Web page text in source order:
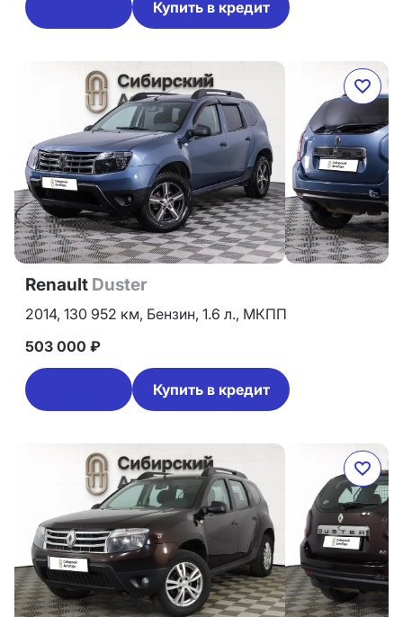
Купить в кредит
Renault Duster
2014, 130 952 км, Бензин, 1.6 л., МКПП
503 000 ₽
Купить в кредит